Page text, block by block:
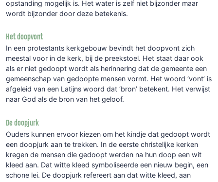
opstanding mogelijk is. Het water is zelf niet bijzonder maar
wordt bijzonder door deze betekenis.
Het doopvont
In een protestants kerkgebouw bevindt het doopvont zich
meestal voor in de kerk, bij de preekstoel. Het staat daar ook
als er niet gedoopt wordt als herinnering dat de gemeente een
gemeenschap van gedoopte mensen vormt. Het woord ‘vont’ is
afgeleid van een Latijns woord dat ‘bron’ betekent. Het verwijst
naar God als de bron van het geloof.
De doopjurk
Ouders kunnen ervoor kiezen om het kindje dat gedoopt wordt
een doopjurk aan te trekken. In de eerste christelijke kerken
kregen de mensen die gedoopt werden na hun doop een wit
kleed aan. Dat witte kleed symboliseerde een nieuw begin, een
schone lei. De doopjurk refereert aan dat witte kleed, aan